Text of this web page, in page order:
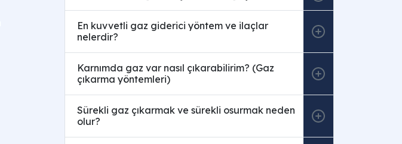
En kuvvetli gaz giderici yöntem ve ilaçlar
nelerdir?
Karnımda gaz var nasıl çıkarabilirim? (Gaz
çıkarma yöntemleri)
Sürekli gaz çıkarmak ve sürekli osurmak neden
olur?